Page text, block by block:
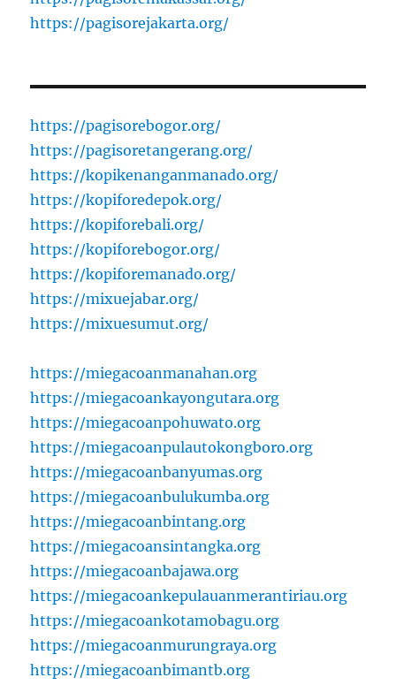
https://pagisorejakarta.org/
https://pagisorebogor.org/
https://pagisoretangerang.org/
https://kopikenanganmanado.org/
https://kopiforedepok.org/
https://kopiforebali.org/
https://kopiforebogor.org/
https://kopiforemanado.org/
https://mixuejabar.org/
https://mixuesumut.org/
https://miegacoanmanahan.org
https://miegacoankayongutara.org
https://miegacoanpohuwato.org
https://miegacoanpulautokongboro.org
https://miegacoanbanyumas.org
https://miegacoanbulukumba.org
https://miegacoanbintang.org
https://miegacoansintangka.org
https://miegacoanbajawa.org
https://miegacoankepulauanmerantiriau.org
https://miegacoankotamobagu.org
https://miegacoanmurungraya.org
https://miegacoanbimantb.org